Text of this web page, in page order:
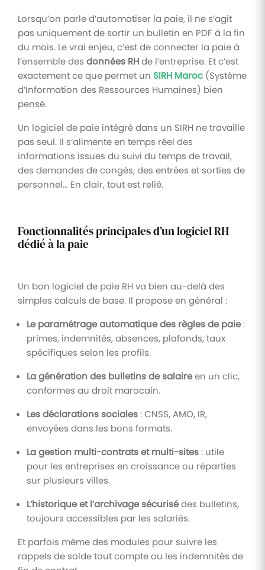
Lorsqu’on parle d’automatiser la paie, il ne s’agit
pas uniquement de sortir un bulletin en PDF à la fin
du mois. Le vrai enjeu, c’est de connecter la paie à
l’ensemble des données RHde l’entreprise. Et c’est
exactement ce que permet un SIRH Maroc (Système
d’Information des Ressources Humaines) bien
pensé.
Un logiciel de paie intégré dans un SIRH ne travaille
pas seul. Il s’alimente en temps réel des
informations issues du suivi du temps de travail,
des demandes de congés, des entrées et sorties de
personnel… En clair, tout est relié.
Fonctionnalités principales d’un logiciel RH
dédié à la paie
Un bon logiciel de paie RH va bien au-delà des
simples calculs de base. Il propose en général :
Le paramétrage automatique des règles de paie:
primes, indemnités, absences, plafonds, taux
spécifiques selon les profils.
La génération des bulletins de salaireen un clic,
conformes au droit marocain.
Les déclarations sociales: CNSS, AMO, IR,
envoyées dans les bons formats.
La gestion multi-contrats et multi-sites: utile
pour les entreprises en croissance ou réparties
sur plusieurs villes.
L’historique et l’archivage sécurisédes bulletins,
toujours accessibles par les salariés.
Et parfois même des modules pour suivre les
rappels de solde tout compte ou les indemnités de